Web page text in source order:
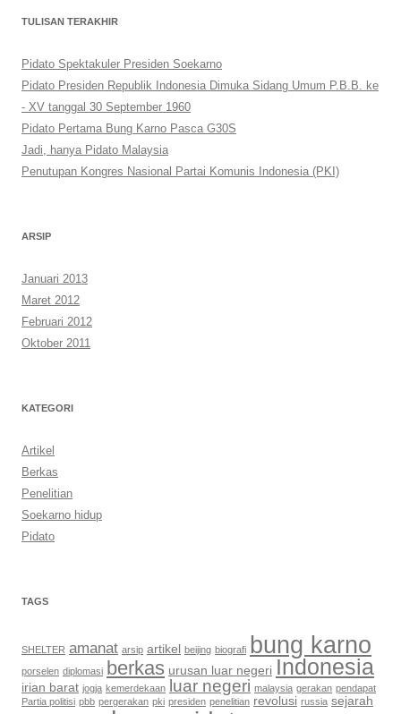
TULISAN TERAKHIR
Pidato Spektakuler Presiden Soekarno
Pidato Presiden Republik Indonesia Dimuka Sidang Umum P.B.B. ke
- XV tanggal 30 September 1960
Pidato Pertama Bung Karno Pasca G30S
Jadi, hanya Pidato Malaysia
Penutupan Kongres Nasional Partai Komunis Indonesia (PKI)
ARSIP
Januari 2013
Maret 2012
Februari 2012
Oktober 2011
KATEGORI
Artikel
Berkas
Penelitian
Soekarno hidup
Pidato
TAGS
SHELTER amanat arsip artikel beijing biografi bung karno
porselen diplomasi berkas urusan luar negeri Indonesia
irian barat jogja kemerdekaan luar negeri malaysia gerakan pendapat
Partia politisi pbb pergerakan pki presiden penelitian revolusi russia sejarah